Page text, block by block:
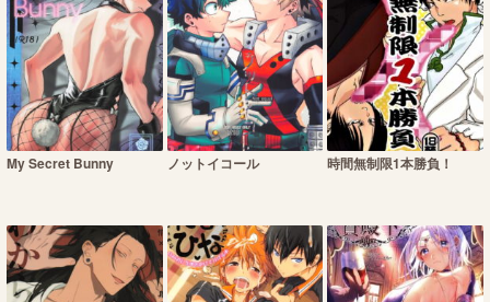
My Secret Bunny ノットイコール 時間無制限1本勝負！